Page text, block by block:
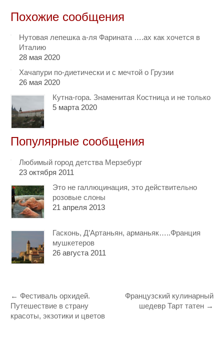
Похожие сообщения
Нутовая лепешка а-ля Фарината ….ах как хочется в
Италию
28 мая 2020
Хачапури по-диетически и с мечтой о Грузии
26 мая 2020
Кутна-гора. Знаменитая Костница и не только
5 марта 2020
Популярные сообщения
Любимый город детства Мерзебург
23 октября 2011
Это не галлюцинация, это действительно
розовые слоны
21 апреля 2013
Гасконь, Д’Артаньян, арманьяк…..Франция
мушкетеров
26 августа 2011
← Фестиваль орхидей.
Путешествие в страну
красоты, экзотики и цветов
Французский кулинарный
шедевр Тарт татен →